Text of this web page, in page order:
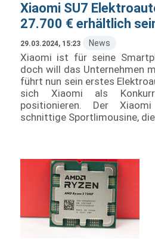
Xiaomi SU7
27.700 € erhältlich
29.03.2024, 15:23 News
Xiaomi ist für seine
doch will das Unternehmen
führt nun sein erstes
sich Xiaomi als
positionieren. Der
schnittige Sportlimousine,